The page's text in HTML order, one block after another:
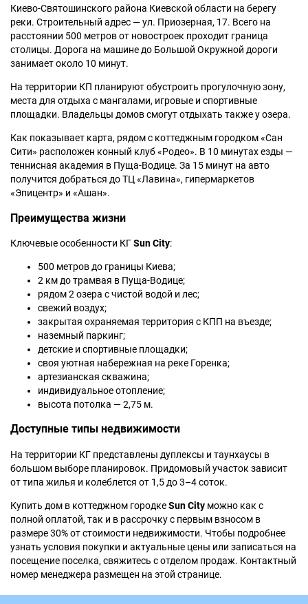
Киево-Святошинского района Киевской области на берегу
реки. Строительный адрес — ул. Приозерная, 17. Всего на
расстоянии 500 метров от новостроек проходит граница
столицы. Дорога на машине до Большой Окружной дороги
занимает около 10 минут.
На территории КП планируют обустроить прогулочную зону,
места для отдыха с мангалами, игровые и спортивные
площадки. Владельцы домов смогут отдыхать также у озера.
Как показывает карта, рядом с коттеджным городком «Сан
Сити» расположен конный клуб «Родео». В 10 минутах езды —
теннисная академия в Пуща-Водице. За 15 минут на авто
получится добраться до ТЦ «Лавина», гипермаркетов
«Эпицентр» и «Ашан».
Преимущества жизни
Ключевые особенности КГSun City:
500 метров до границы Киева;
2 км до трамвая в Пуща-Водице;
рядом 2 озера с чистой водой и лес;
свежий воздух;
закрытая охраняемая территория с КПП на въезде;
наземный паркинг;
детские и спортивные площадки;
своя уютная набережная на реке Горенка;
артезианская скважина;
индивидуальное отопление;
высота потолка — 2,75 м.
Доступные типы недвижимости
На территории КГ представлены дуплексы и таунхаусы в
большом выборе планировок. Придомовый участок зависит
от типа жилья и колеблется от 1,5 до 3–4 соток.
Купить дом в коттеджном городкеSun City можно как с
полной оплатой, так и в рассрочку с первым взносом в
размере 30% от стоимости недвижимости. Чтобы подробнее
узнать условия покупки и актуальные цены или записаться на
посещение поселка, свяжитесь с отделом продаж. Контактный
номер менеджера размещен на этой странице.